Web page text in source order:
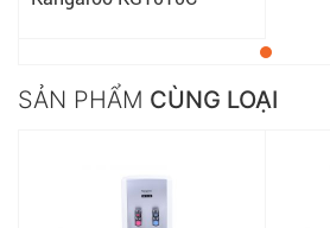
SẢN PHẨM CÙNG LOẠI